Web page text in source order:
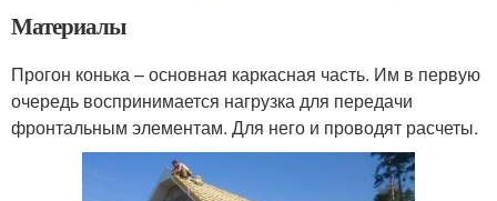
Материалы
Прогон конька – основная каркасная часть. Им в первую
очередь воспринимается нагрузка для передачи
фронтальным элементам. Для него и проводят расчеты.